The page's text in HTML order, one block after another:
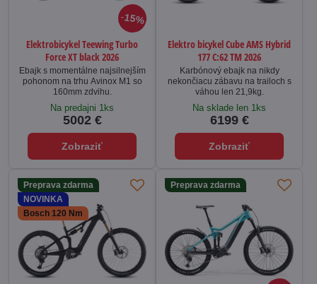
15%
Elektrobicykel Teewing Turbo
Force XT black 2026
Ebajk s momentálne najsilnejším
pohonom na trhu Avinox M1 so
160mm zdvihu.
Na predajni 1ks
5002 €
Zobraziť
Elektro bicykel Cube AMS Hybrid
177 C:62 TM 2026
Karbónový ebajk na nikdy
nekončiacu zábavu na trailoch s
váhou len 21,9kg.
Na sklade len 1ks
6199 €
Zobraziť
Preprava zdarma
NOVINKA
Bosch 120 Nm
Preprava zdarma